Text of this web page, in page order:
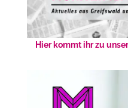
Hier kommt ihr zu